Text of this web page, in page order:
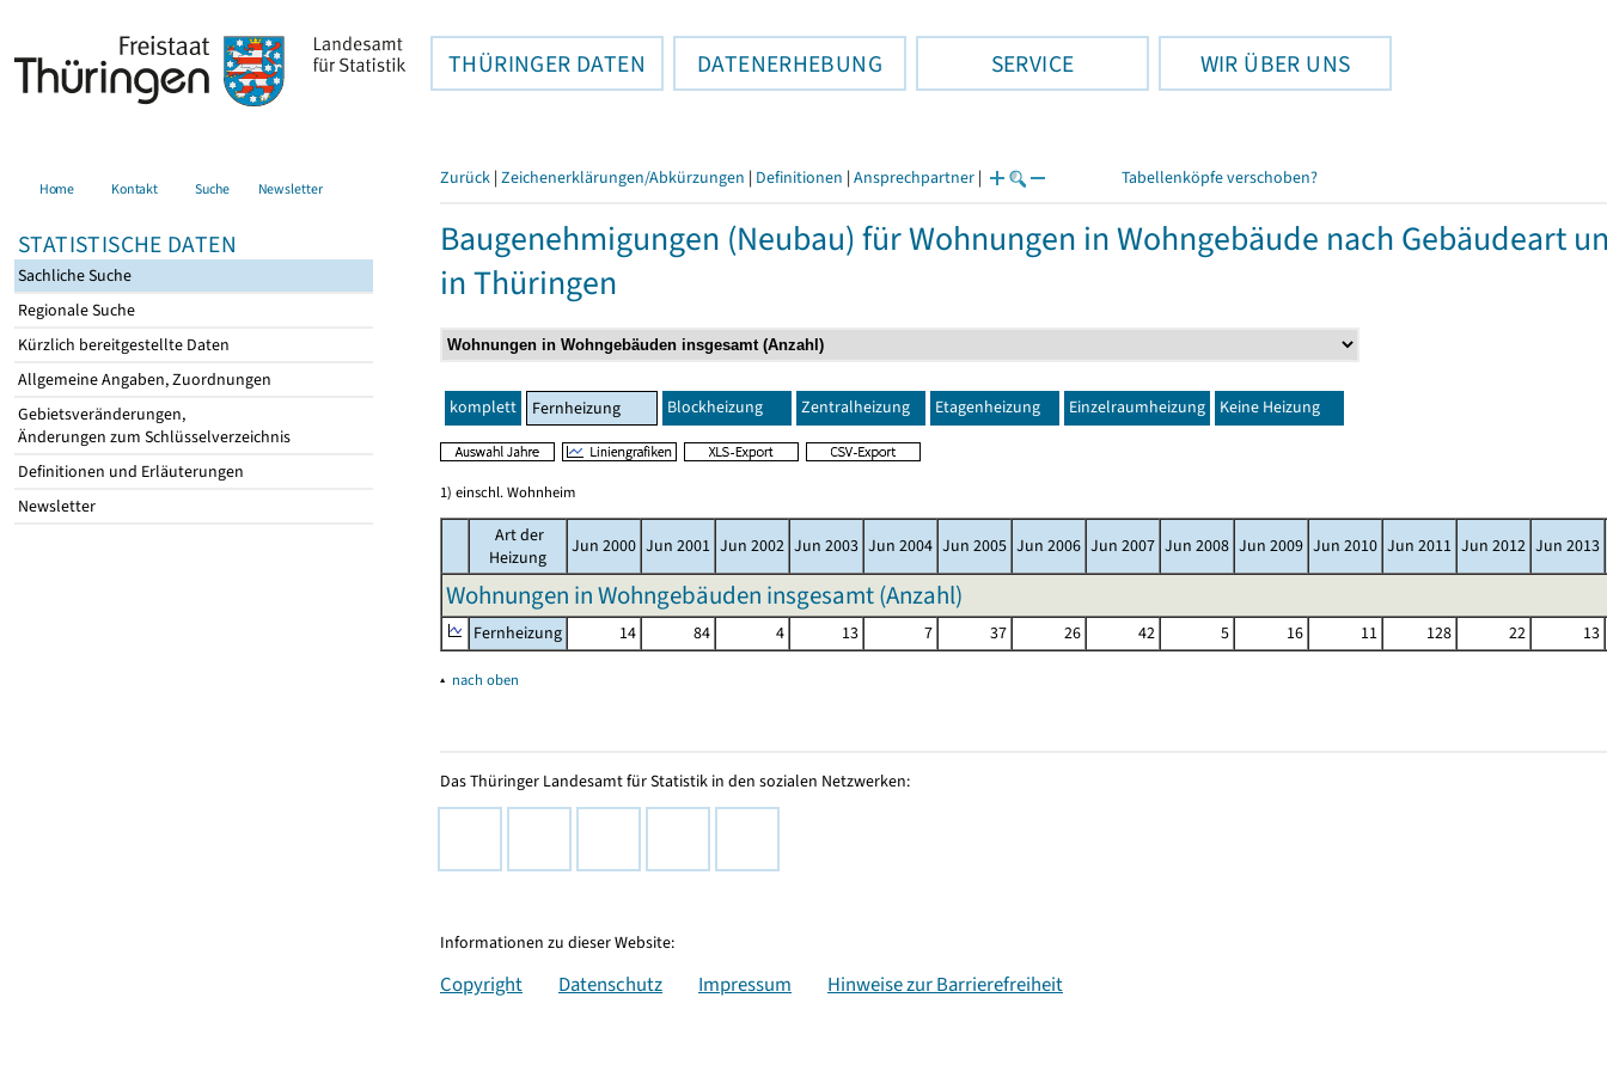
THÜRINGER DATEN DATENERHEBUNG SERVICE WIR ÜBER UNS
Home Kontakt Suche Newsletter
STATISTISCHE DATEN
Sachliche Suche
Regionale Suche
Kürzlich bereitgestellte Daten
Allgemeine Angaben, Zuordnungen
Gebietsveränderungen,
Änderungen zum Schlüsselverzeichnis
Definitionen und Erläuterungen
Newsletter
Zurück | Zeichenerklärungen/Abkürzungen | Definitionen | Ansprechpartner | Tabellenköpfe verschoben?
Baugenehmigungen (Neubau) für Wohnungen in Wohngebäude nach Gebäudeart
in Thüringen
komplett Fernheizung Blockheizung Zentralheizung Etagenheizung Einzelraumheizung Keine Heizung
1) einschl. Wohnheim
Art der
Heizung
Jun 2000 Jun 2001 Jun 2002 Jun 2003 Jun 2004 Jun 2005 Jun 2006 Jun 2007 Jun 2008 Jun 2009 Jun 2010 Jun 2011 Jun 2012 Jun 2013
Wohnungen in Wohngebäuden insgesamt (Anzahl)
Fernheizung 14 84 4 13 7 37 26 42 5 16 11 128 22 13
▴ nach oben
Das Thüringer Landesamt für Statistik in den sozialen Netzwerken:
Informationen zu dieser Website:
Copyright Datenschutz Impressum Hinweise zur Barrierefreiheit